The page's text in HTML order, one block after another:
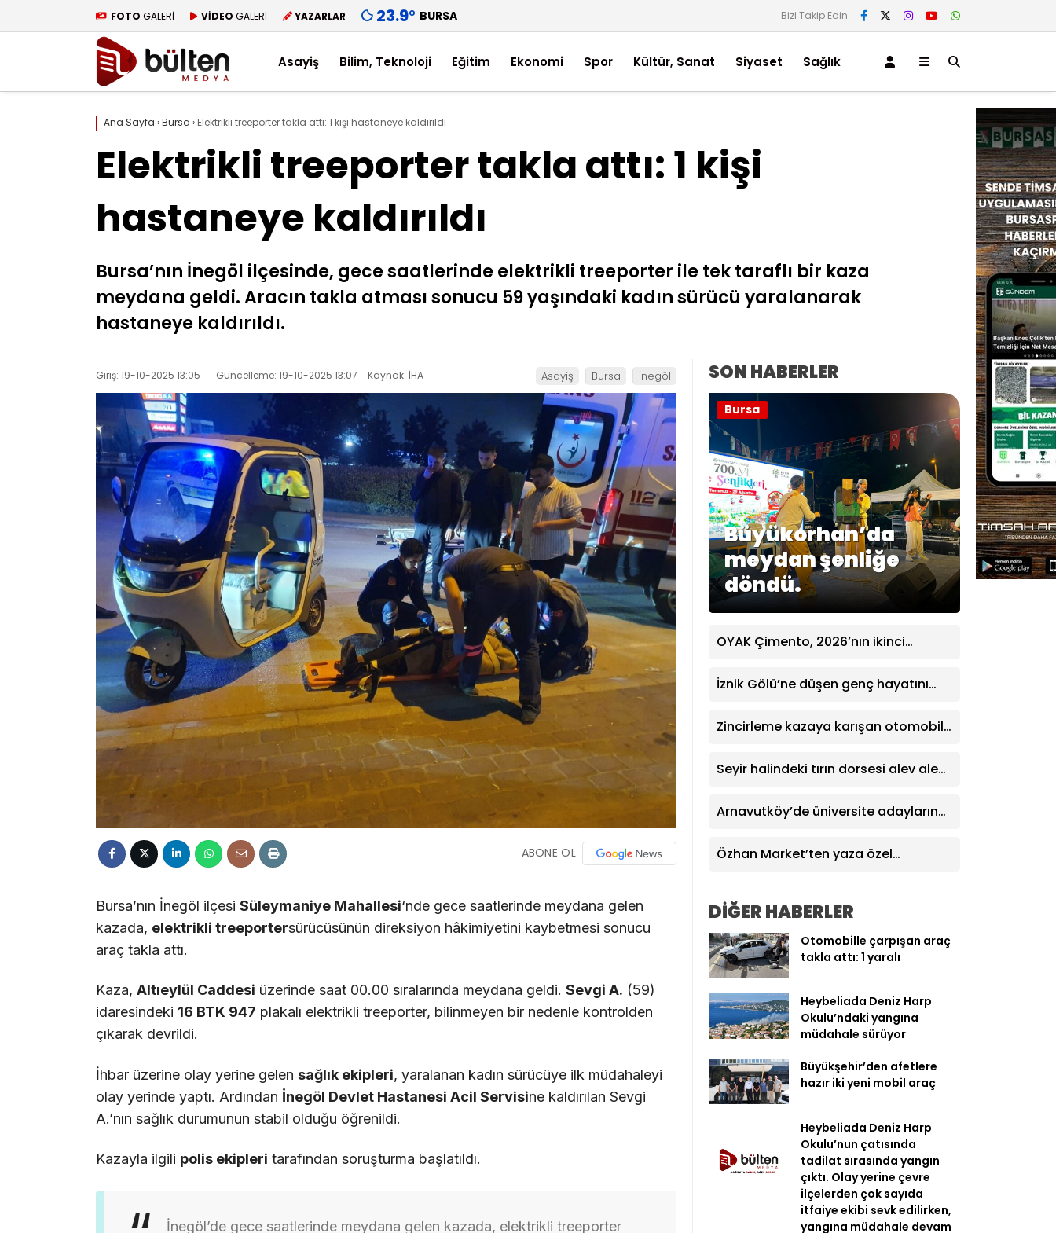
FOTO GALERİ VİDEO GALERİ YAZARLAR 23.9° BURSA Bizi Takip Edin
Asayiş Bilim, Teknoloji Eğitim Ekonomi Spor Kültür, Sanat Siyaset Sağlık
Ana Sayfa ›Bursa › Elektrikli treeporter takla attı: 1 kişi hastaneye kaldırıldı
Elektrikli treeporter takla attı: 1 kişi
hastaneye kaldırıldı
Bursa’nın İnegöl ilçesinde, gece saatlerinde elektrikli treeporter ile tek taraflı bir kaza
meydana geldi. Aracın takla atması sonucu 59 yaşındaki kadın sürücü yaralanarak
hastaneye kaldırıldı.
Giriş: 19-10-2025 13:05 Güncelleme: 19-10-2025 13:07 Kaynak: İHA Asayiş Bursa İnegöl
ABONE OL
Bursa’nın İnegöl ilçesi Süleymaniye Mahallesi‘nde gece saatlerinde meydana gelen
kazada, elektrikli treeportersürücüsünün direksiyon hâkimiyetini kaybetmesi sonucu
araç takla attı.
Kaza, Altıeylül Caddesi üzerinde saat 00.00 sıralarında meydana geldi. Sevgi A. (59)
idaresindeki 16 BTK 947 plakalı elektrikli treeporter, bilinmeyen bir nedenle kontrolden
çıkarak devrildi.
İhbar üzerine olay yerine gelen sağlık ekipleri, yaralanan kadın sürücüye ilk müdahaleyi
olay yerinde yaptı. Ardından İnegöl Devlet Hastanesi Acil Servisine kaldırılan Sevgi
A.’nın sağlık durumunun stabil olduğu öğrenildi.
Kazayla ilgili polis ekipleri tarafından soruşturma başlatıldı.
İnegöl’de gece saatlerinde meydana gelen kazada, elektrikli treeporter
SON HABERLER
Büyükorhan’da
meydan şenliğe
döndü.
Bursa
OYAK Çimento, 2026’nın ikinci
sürdürdü
İznik Gölü’ne düşen genç hayatını
verildi
Zincirleme kazaya karışan otomobil
çıktı
Seyir halindeki tırın dorsesi alev alev
önledi
Arnavutköy’de üniversite adaylarına
Özhan Market’ten yaza özel
DİĞER HABERLER
Otomobille çarpışan araç
takla attı: 1 yaralı
Heybeliada Deniz Harp
Okulu’ndaki yangına
müdahale sürüyor
Büyükşehir’den afetlere
hazır iki yeni mobil araç
Heybeliada Deniz Harp
Okulu’nun çatısında
tadilat sırasında yangın
çıktı. Olay yerine çevre
ilçelerden çok sayıda
itfaiye ekibi sevk edilirken,
yangına müdahale devam